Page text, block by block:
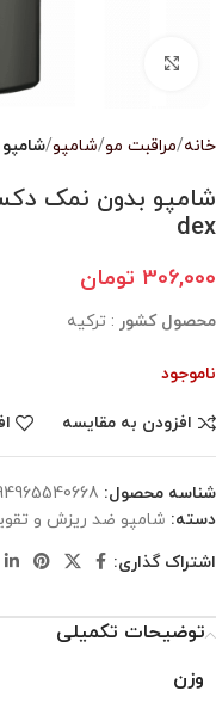
خانه مراقبت مو شامپو
dex
306,000 تومان
محصول کشور : ترکیه
ناموجود
افزودن به مقایسه
شناسه محصول:
دسته: شامپو ضد ریزش و
اشتراک گذاری:
توضیحات تکمیلی
وزن